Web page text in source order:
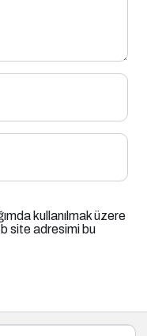
kullanılmak üzere
site adresimi bu